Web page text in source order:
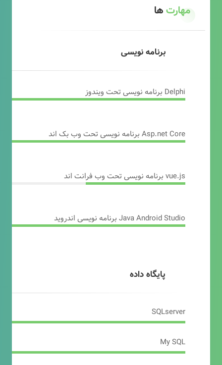
مهارتها
برنامه نویسی
Delphi برنامه نویسی تحت ویندوز
Asp.net Core برنامه نویسی تحت وب بک اند
vue.js برنامه نویسی تحت وب فرانت اند
Java Android Studio برنامه نویسی اندروید
پایگاه داده
SQLserver
My SQL